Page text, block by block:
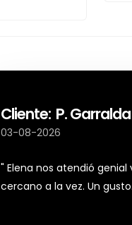
Cliente: P. Garralda
03-08-2026
" Elena nos atendió
cercano a la vez. Un